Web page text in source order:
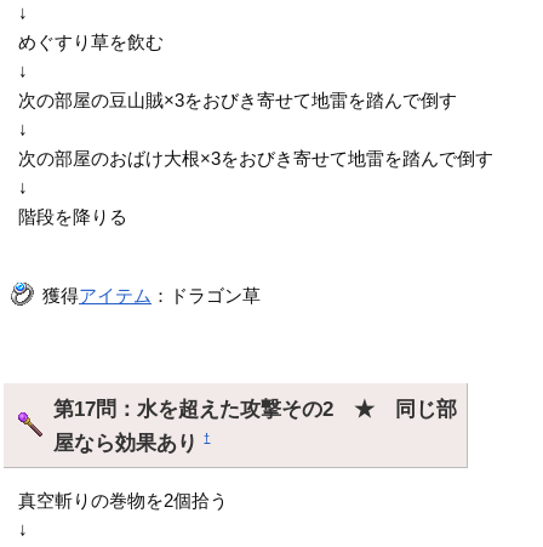
↓
めぐすり草を飲む
↓
次の部屋の豆山賊×3をおびき寄せて地雷を踏んで倒す
↓
次の部屋のおばけ大根×3をおびき寄せて地雷を踏んで倒す
↓
階段を降りる
獲得アイテム ：ドラゴン草
第17問：水を超えた攻撃その2 ★ 同じ部
屋なら効果あり†
真空斬りの巻物を2個拾う
↓